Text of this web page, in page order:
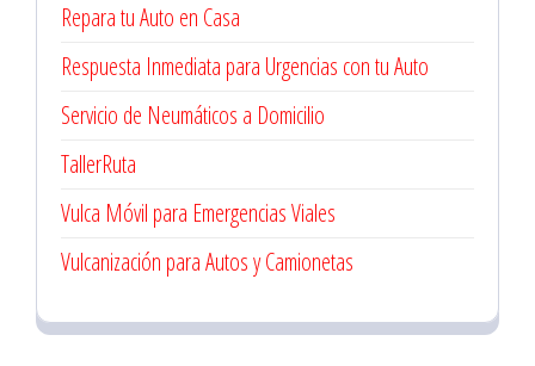
Repara tu Auto en Casa
Respuesta Inmediata para Urgencias con tu Auto
Servicio de Neumáticos a Domicilio
TallerRuta
Vulca Móvil para Emergencias Viales
Vulcanización para Autos y Camionetas